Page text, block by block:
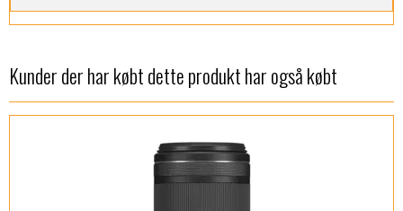
Kunder der har købt dette produkt har også købt